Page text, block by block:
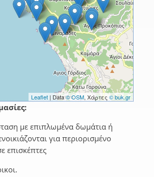
Leaflet | Data© OSM, Χάρτες © buk.gr
με επιπλωμένα δωμάτια ή
για περιορισμένο
επισκέπτες